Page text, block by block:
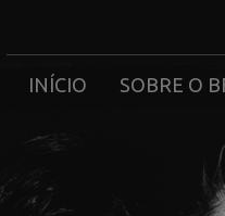
INÍCIO SOBRE O